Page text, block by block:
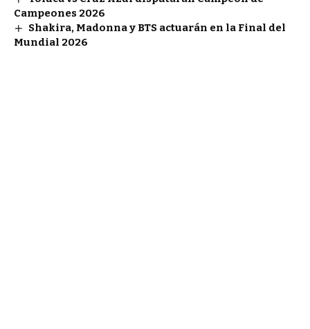
Campeones 2026
Shakira, Madonna y BTS actuarán en la Final del
Mundial 2026